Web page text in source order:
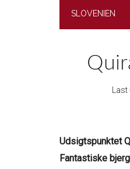
SLOVENIEN
Udsigtspunktet
Fantastiske